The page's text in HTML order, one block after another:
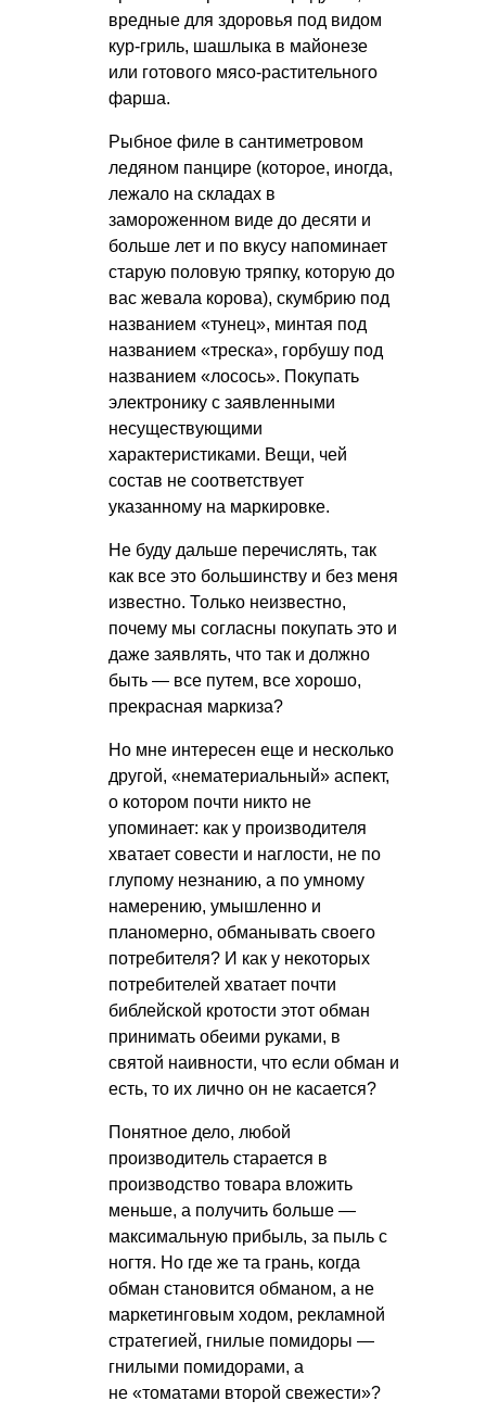
вредные для здоровья под видом
кур-гриль, шашлыка в майонезе
или готового мясо-растительного
фарша.
Рыбное филе в сантиметровом
ледяном панцире (которое, иногда,
лежало на складах в
замороженном виде до десяти и
больше лет и по вкусу напоминает
старую половую тряпку, которую до
вас жевала корова), скумбрию под
названием «тунец», минтая под
названием «треска», горбушу под
названием «лосось». Покупать
электронику с заявленными
несуществующими
характеристиками. Вещи, чей
состав не соответствует
указанному на маркировке.
Не буду дальше перечислять, так
как все это большинству и без меня
известно. Только неизвестно,
почему мы согласны покупать это и
даже заявлять, что так и должно
быть — все путем, все хорошо,
прекрасная маркиза?
Но мне интересен еще и несколько
другой, «нематериальный» аспект,
о котором почти никто не
упоминает: как у производителя
хватает совести и наглости, не по
глупому незнанию, а по умному
намерению, умышленно и
планомерно, обманывать своего
потребителя? И как у некоторых
потребителей хватает почти
библейской кротости этот обман
принимать обеими руками, в
святой наивности, что если обман и
есть, то их лично он не касается?
Понятное дело, любой
производитель старается в
производство товара вложить
меньше, а получить больше —
максимальную прибыль, за пыль с
ногтя. Но где же та грань, когда
обман становится обманом, а не
маркетинговым ходом, рекламной
стратегией, гнилые помидоры —
гнилыми помидорами, а
не «томатами второй свежести»?